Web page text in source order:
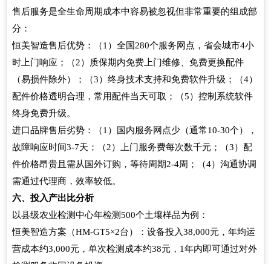
售后服务是全生命周期成本中容易被忽视但非常重要的组成部
分：
恒美智造售后优势：（1 ）全国280个服务网点，省会城市4小
时上门响应；（2）质保期内免费上门维修、免费更换配件
（易损件除外）；（3）终身技术支持和免费软件升级；（4）
配件价格透明合理，常用配件当天可取；（5）控制系统软件
终身免费升级。
进口品牌售后劣势：（1 ）国内服务网点少（通常10-30个），
故障响应时间3-7天；（2）上门服务费每次数千元；（3）配
件价格昂贵且需从国外订购，等待周期2-4周；（4）沟通协调
需通过代理商，效率较低。
六、投入产出比分析
以县级农业检测中心年检测500个土壤样品为例：
恒美智造方案（HM-GT5×2台）：设备投入38,000元，年均运
营成本约3,000元，单次检测成本约38元， 1年内即可通过对外